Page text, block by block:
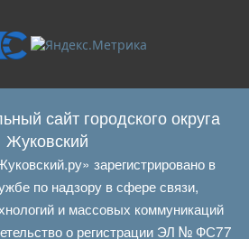
сайт городского округа
Жуковский
зарегистрировано в
по надзору в сфере связи,
и массовых коммуникаций
о регистрации ЭЛ № ФС77